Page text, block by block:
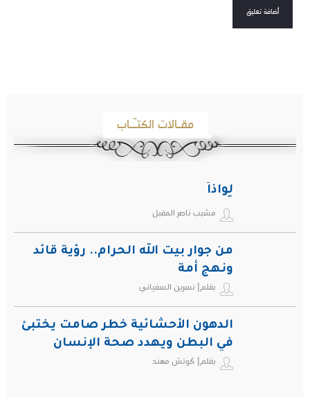
مقـالات الكتـّـاب
لِواذاً
مشبب ناصر المقبل
من جوار بيت الله الحرام.. رؤية قائد
ونهج أمة
بقلم| نسرين السفياني
الدهون الأحشائية خطر صامت يختبئ
في البطن ويهدد صحة الإنسان
بقلم| كوتش مهند